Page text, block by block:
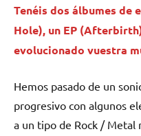
Tenéis dos álbumes de
Hole), un EP
evolucionado vuestra
Hemos pasado de un
progresivo con algunos
a un tipo de Rock / Metal